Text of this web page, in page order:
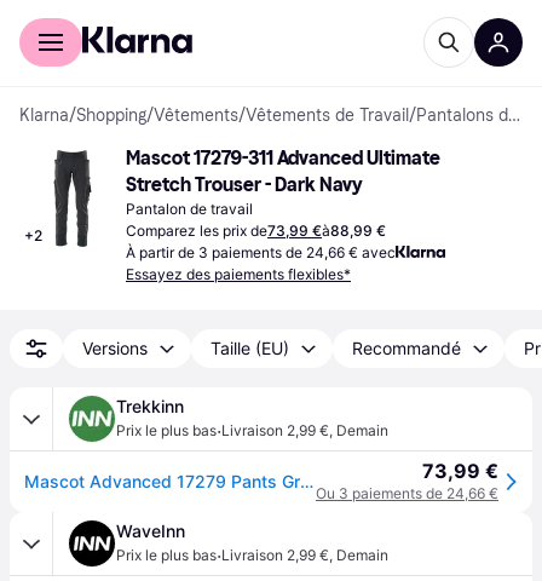
Acheter avec Klarna
Klarna/Shopping/Vêtements/Vêtements de Travail / Pantalons de travail
+2
Mascot 17279-311 Advanced Ultimate
Stretch Trouser - Dark Navy
Pantalon de travail
Comparez les prix de73,99 €à88,99 €
À partir de 3 paiements de 24,66 € avec
Essayez des paiements flexibles*
Versions Taille (EU) Recommandé
Trekkinn
Prix le plus bas·Livraison 2,99 €, Demain
Mascot Advanced 17279 Pants Gris 44 / 30 73,99 €
Ou 3 paiements de 24,66 €
WaveInn
Prix le plus bas·Livraison 2,99 €, Demain